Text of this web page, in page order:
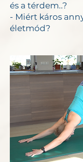
és a térdem..?
- Miért káros
életmód?